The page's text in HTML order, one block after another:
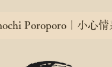
Poroporo｜小心